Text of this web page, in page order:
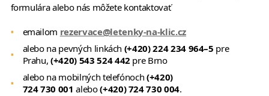
formulára alebo nás môžete kontaktovať
emailom rezervace@letenky-na-klic.cz
alebo na pevných linkách (+420) 224 234 964–5 pre
Prahu,(+420) 543 524 442 pre Brno
alebo na mobilných telefónoch(+420)
724 730 001 alebo(+420) 724 730 004.